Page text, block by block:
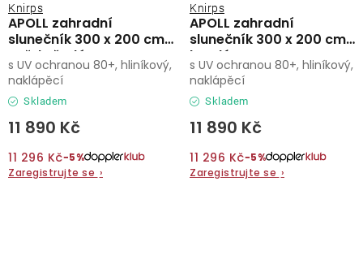
APOLL zahradní
slunečník 300 x 200 cm
světle šedá
Knirps
Skladem
11 890 Kč
11 296 Kč−5%
Zaregistrujte se ›
s UV ochranou 80+, hliníkový,
naklápěcí
APOLL zahradní
slunečník 300 x 200 cm
bordó
Knirps
Skladem
11 890 Kč
11 296 Kč−5%
Zaregistrujte se ›
s UV ochranou 80+, hliníkový,
naklápěcí